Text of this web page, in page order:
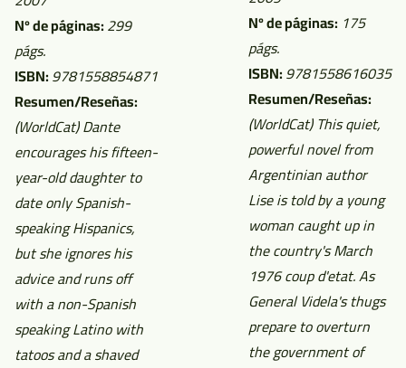
Nº de páginas:299
págs.
ISBN:9781558854871
Resumen/Reseñas:
(WorldCat)Dante
encourages his fifteen-
year-old daughter to
date only Spanish-
speaking Hispanics,
but she ignores his
advice and runs off
with a non-Spanish
speaking Latino with
tatoos and a shaved
Nº de páginas: 175
págs.
ISBN:9781558616035
Resumen/Reseñas:
(WorldCat)This quiet,
powerful novel from
Argentinian author
Lise is told by a young
woman caught up in
the country's March
1976 coup d'etat. As
General Videla's thugs
prepare to overturn
the government of